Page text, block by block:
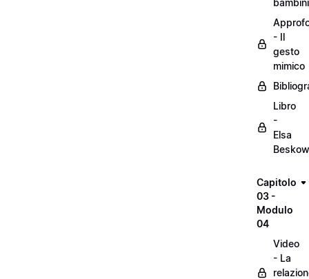
bambini
- Il
gesto
mimico
Libro
-
Elsa
Beskow
Capitolo
03 -
Modulo
04
Video
- La